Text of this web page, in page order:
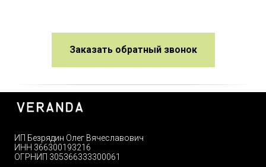
Заказать обратный звонок
ИП Безрядин Олег Вячеславович
ИНН 366300193216
ОГРНИП 305366333300061